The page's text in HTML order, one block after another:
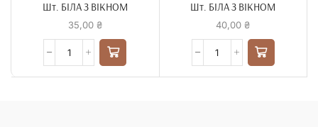
Шт. БІЛА З ВІКНОМ
35,00 ₴
Шт. БІЛА З ВІКНОМ
40,00₴